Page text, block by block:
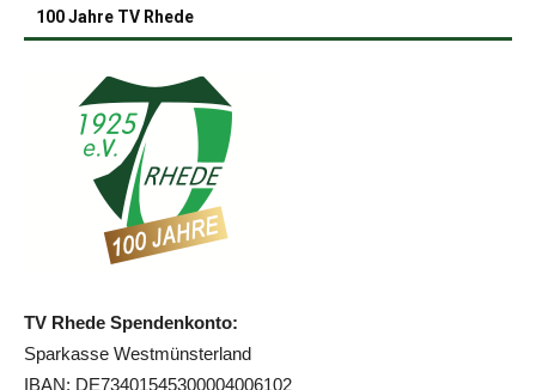
100 Jahre TV Rhede
TV Rhede Spendenkonto:
Sparkasse Westmünsterland
IBAN: DE73401545300004006102